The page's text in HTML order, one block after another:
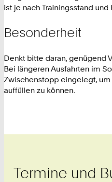
ist je nach Trainingsstand
Besonderheit
Denkt bitte daran, genügend
Bei längeren Ausfahrten im
Zwischenstopp eingelegt,
auffüllen zu können.
Termine und